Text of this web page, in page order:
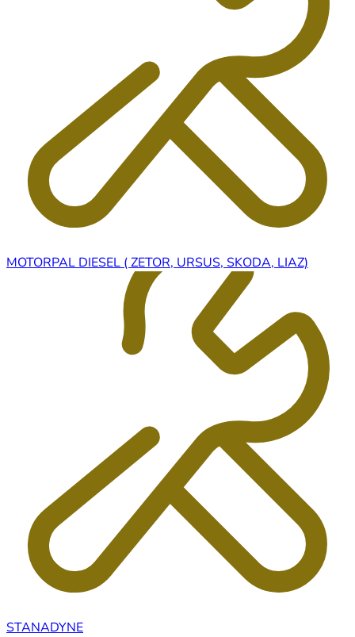
MOTORPAL DIESEL ( ZETOR, URSUS, SKODA, LIAZ)
STANADYNE